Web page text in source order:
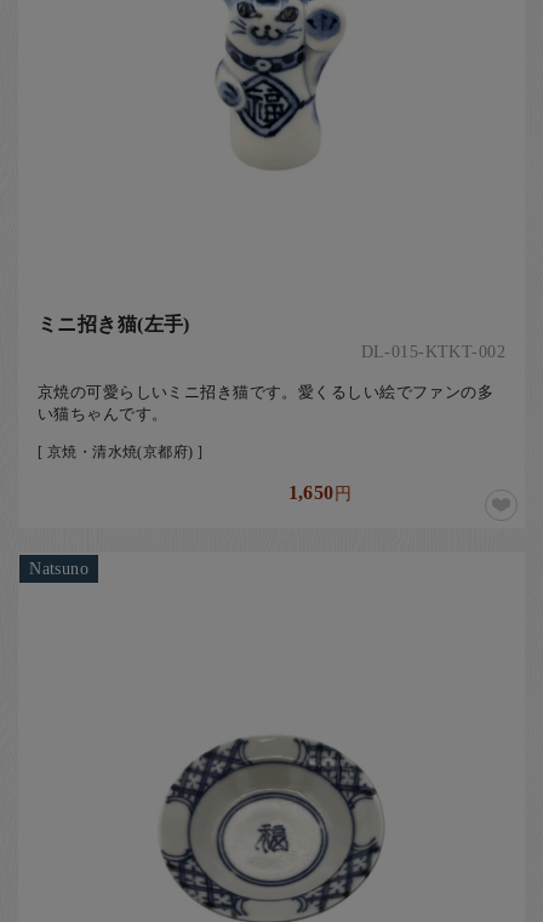
ミニ招き猫(左手)
DL-015-KTKT-002
京焼の可愛らしいミニ招き猫です。愛くるしい絵でファンの多
い猫ちゃんです。
[ 京焼・清水焼(京都府) ]
1,650円
Natsuno